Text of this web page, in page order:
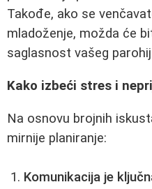
Takođe, ako se
mladoženje, možda će
saglasnost vašeg
Kako izbeći stres i
Na osnovu brojnih
mirnije planiranje:
Komunikacija je